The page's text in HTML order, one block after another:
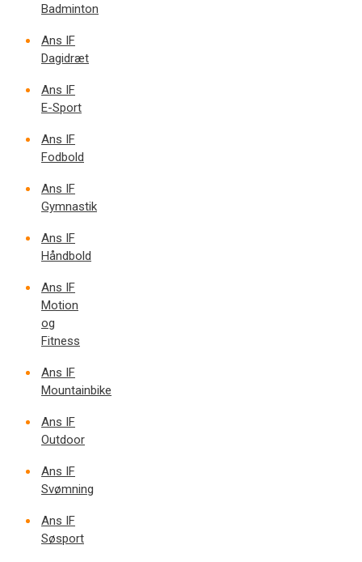
Badminton
Ans IF
Dagidræt
Ans IF
E-Sport
Ans IF
Fodbold
Ans IF
Gymnastik
Ans IF
Håndbold
Ans IF
Motion
og
Fitness
Ans IF
Mountainbike
Ans IF
Outdoor
Ans IF
Svømning
Ans IF
Søsport